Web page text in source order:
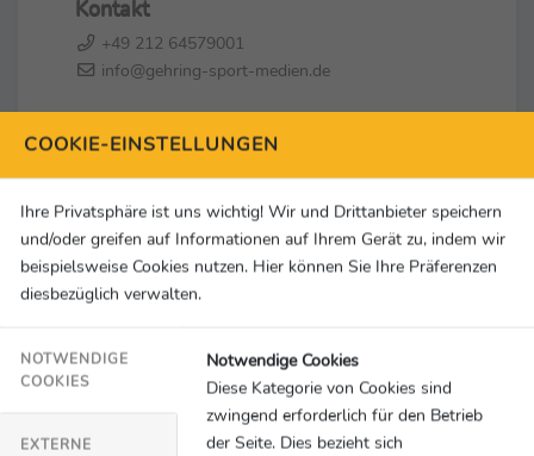
Kontakt
+49 212 64579001
info@gehring-sport-medien.de
Social Media & Links
COOKIE-EINSTELLUNGEN
Ihre Privatsphäre ist uns wichtig! Wir und Drittanbieter speichern
und/oder greifen auf Informationen auf Ihrem Gerät zu, indem wir
beispielsweise Cookies nutzen. Hier können Sie Ihre Präferenzen
diesbezüglich verwalten.
NOTWENDIGE
COOKIES
EXTERNE
Notwendige Cookies
Diese Kategorie von Cookies sind
zwingend erforderlich für den Betrieb
der Seite. Dies bezieht sich